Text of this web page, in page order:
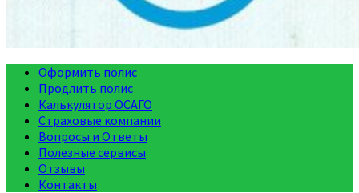
Оформить полис
Продлить полис
Калькулятор ОСАГО
Страховые компании
Вопросы и Ответы
Полезные сервисы
Отзывы
Контакты